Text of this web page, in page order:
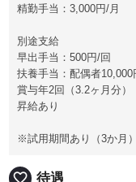
精勤手当：3,000円/月
別途支給
早出手当：500円/回
扶養手当：配偶者10,000
賞与年2回（3.2ヶ月分）
昇給あり
※試用期間あり（3か月）
favorite_border 待遇